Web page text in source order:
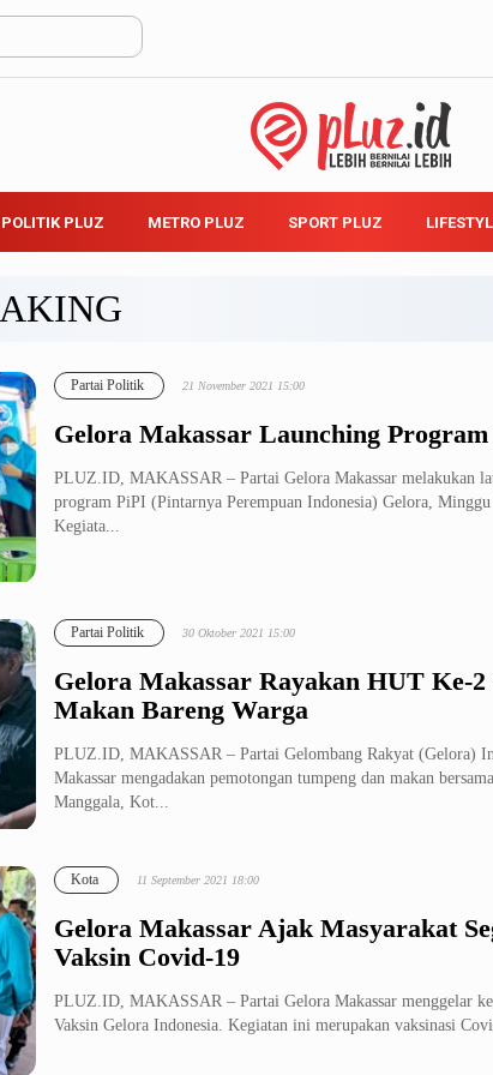
POLITIK PLUZ METRO PLUZ SPORT PLUZ
AKING
Gelora Makassar Launching
Partai Politik 21 November 2021 15:00
PLUZ.ID, MAKASSAR – Partai Gelora Makassar melakukan
program PiPI (Pintarnya Perempuan Indonesia) Gelora,
Kegiata...
Gelora Makassar Rayakan HUT Ke-2
Makan Bareng Warga
Partai Politik 30 Oktober 2021 15:00
PLUZ.ID, MAKASSAR – Partai Gelombang Rakyat (Gelora)
Makassar mengadakan pemotongan tumpeng dan makan
Manggala, Kot...
Gelora Makassar Ajak Masyarakat
Vaksin Covid-19
Kota 11 September 2021 18:00
PLUZ.ID, MAKASSAR – Partai Gelora Makassar menggelar
Vaksin Gelora Indonesia. Kegiatan ini merupakan vaksinasi